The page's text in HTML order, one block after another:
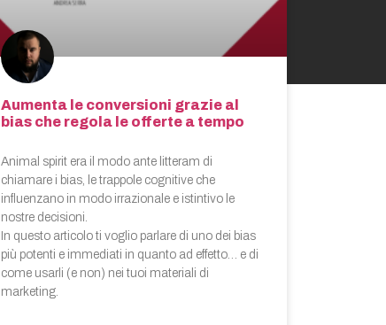
Aumenta le conversioni grazie al
bias che regola le offerte a tempo
Animal spirit era il modo ante litteram di
chiamare i bias, le trappole cognitive che
influenzano in modo irrazionale e istintivo le
nostre decisioni.
In questo articolo ti voglio parlare di uno dei bias
più potenti e immediati in quanto ad effetto… e di
come usarli (e non) nei tuoi materiali di
marketing.